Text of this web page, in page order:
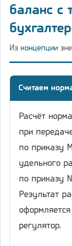
баланс с
Из концепции
Считаем
Расчёт
при
по приказу
удельного
по приказу
Результат
регулятор.